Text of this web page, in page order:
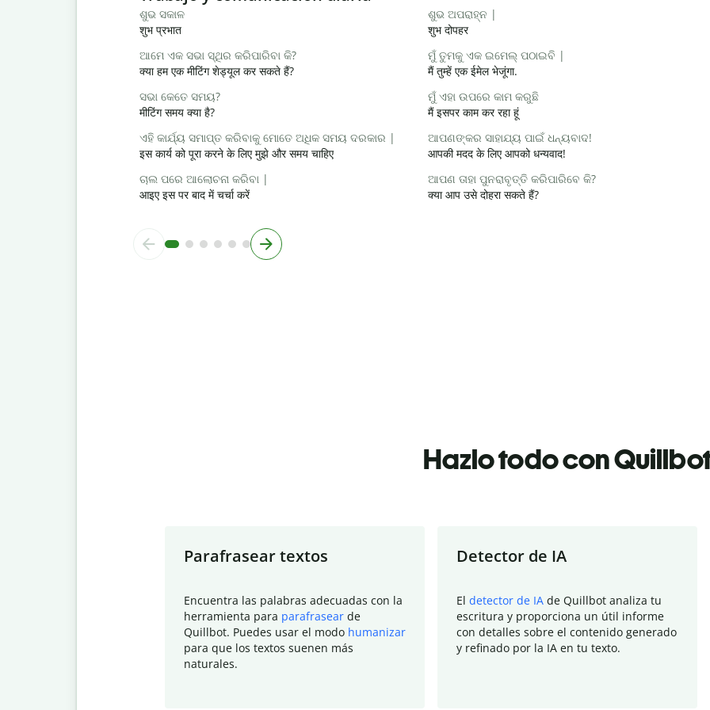
ଶୁଭ ସକାଳ
शुभ प्रभात
ଶୁଭ ଅପରାହ୍ନ |
शुभ दोपहर
ଆମେ ଏକ ସଭା ସ୍ଥିର କରିପାରିବା କି?
क्या हम एक मीटिंग शेड्यूल कर सकते हैं?
ମୁଁ ତୁମକୁ ଏକ ଇମେଲ୍ ପଠାଇବି |
मैं तुम्हें एक ईमेल भेजूंगा.
ସଭା କେତେ ସମୟ?
मीटिंग समय क्या है?
ମୁଁ ଏହା ଉପରେ କାମ କରୁଛି
मैं इसपर काम कर रहा हूं
ଏହି କାର୍ଯ୍ୟ ସମାପ୍ତ କରିବାକୁ ମୋତେ ଅଧିକ ସମୟ ଦରକାର |
इस कार्य को पूरा करने के लिए मुझे और समय चाहिए
ଆପଣଙ୍କର ସାହାଯ୍ୟ ପାଇଁ ଧନ୍ୟବାଦ!
आपकी मदद के लिए आपको धन्यवाद!
ଚାଲ ପରେ ଆଲୋଚନା କରିବା |
आइए इस पर बाद में चर्चा करें
ଆପଣ ତାହା ପୁନରାବୃତ୍ତି କରିପାରିବେ କି?
क्या आप उसे दोहरा सकते हैं?
Hazlo todo con
Parafrasear textos
Encuentra las palabras adecuadas con la
herramienta para parafrasear de
Quillbot. Puedes usar el modo humanizar
para que los textos suenen más
naturales.
Detector de IA
El detector de IA de Quillbot analiza tu
escritura y proporciona un útil informe
con detalles sobre el contenido generado
y refinado por la IA en tu texto.